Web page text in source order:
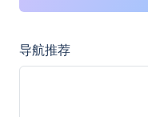
导航推荐